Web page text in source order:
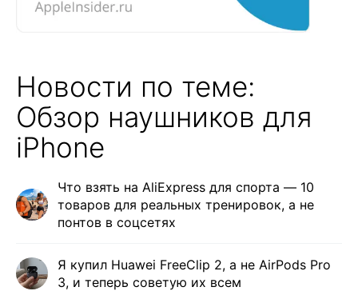
Новости по теме:
Обзор наушников для
iPhone
Что взять на AliExpress для спорта — 10
товаров для реальных тренировок, а не
понтов в соцсетях
Я купил Huawei FreeClip 2, а не AirPods Pro
3, и теперь советую их всем